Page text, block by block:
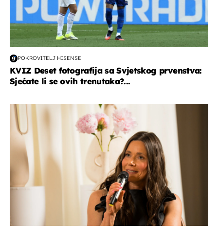
POKROVITELJ HISENSE
KVIZ Deset fotografija sa Svjetskog prvenstva:
Sjećate li se ovih trenutaka?...
moda & ljepota